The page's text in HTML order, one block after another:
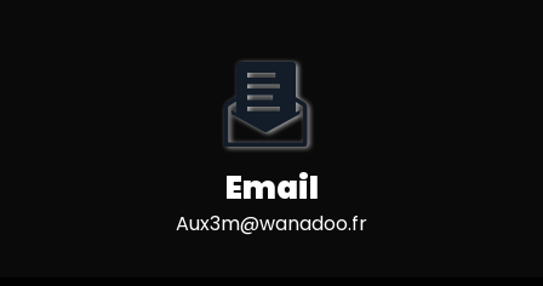
Email
aux3m@wanadoo.fr